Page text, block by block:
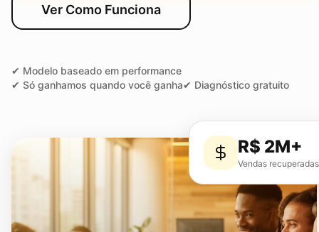
Ver Como Funciona
✔ Modelo baseado em performance
✔ Só ganhamos quando você ganha✔ Diagnóstico gratuito
R$ 2M+
Vendas recuperadas